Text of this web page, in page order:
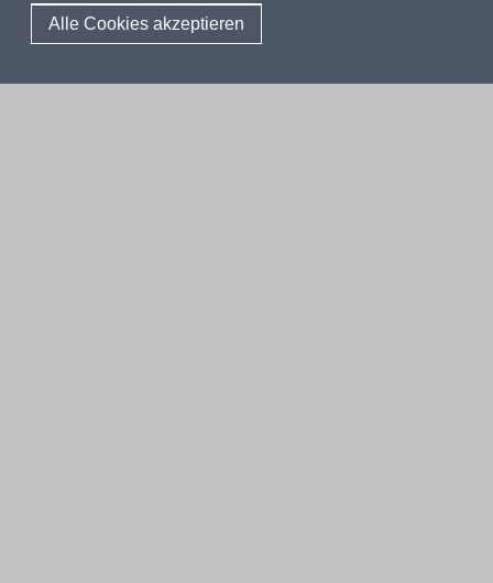
Alle Cookies akzeptieren
KI:EB
© 2026 QUA-LiS
Fußzeile
Impressum Datenschutzerklärung